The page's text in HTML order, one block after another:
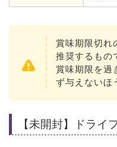
賞味期限切れ
推奨するもの
賞味期限を過
ず与えないほ
【未開封】ドライ